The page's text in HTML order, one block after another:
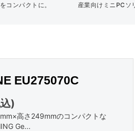
コンパクトに。
産業向けミニPCソ
EU275070C
)
高さ249mmのコンパクトな
Ge...